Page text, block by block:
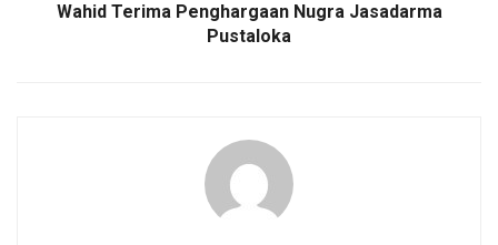
Wahid Terima Penghargaan Nugra Jasadarma
Pustaloka